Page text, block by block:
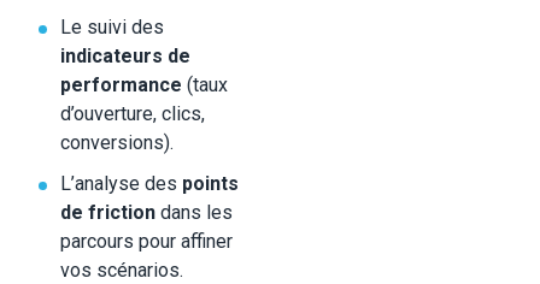
Le suivi des
indicateurs de
performance (taux
d’ouverture, clics,
conversions).
L’analyse des points
de friction dans les
parcours pour affiner
vos scénarios.